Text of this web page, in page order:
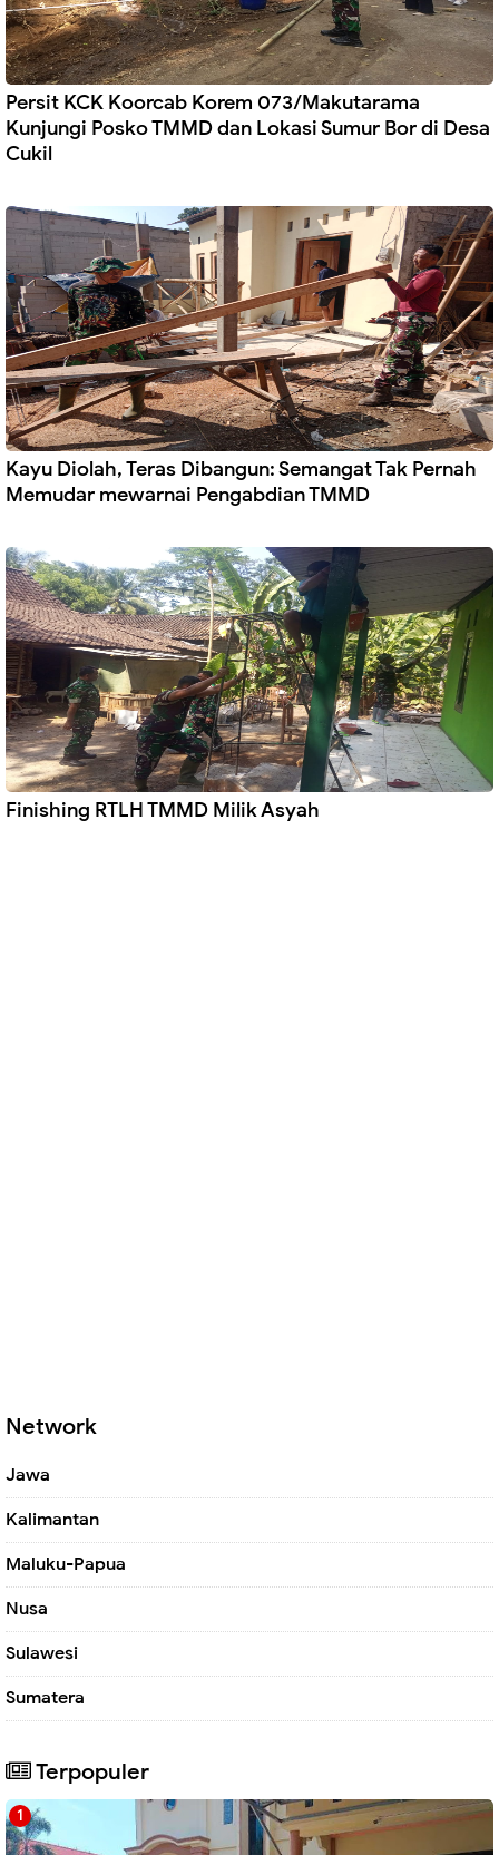
Persit KCK Koorcab Korem 073/Makutarama
Kunjungi Posko TMMD dan Lokasi Sumur Bor di Desa
Cukil
Kayu Diolah, Teras Dibangun: Semangat Tak Pernah
Memudar mewarnai Pengabdian TMMD
Finishing RTLH TMMD Milik Asyah
Network
Jawa
Kalimantan
Maluku-Papua
Nusa
Sulawesi
Sumatera
Terpopuler